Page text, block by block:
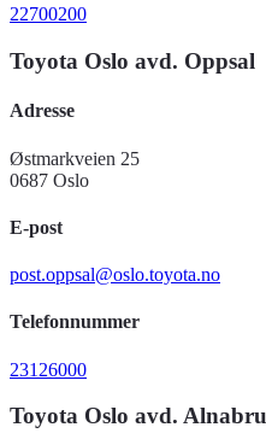
22700200
Toyota Oslo avd. Oppsal
Adresse
Østmarkveien 25
0687 Oslo
E-post
post.oppsal@oslo.toyota.no
Telefonnummer
23126000
Toyota Oslo avd.